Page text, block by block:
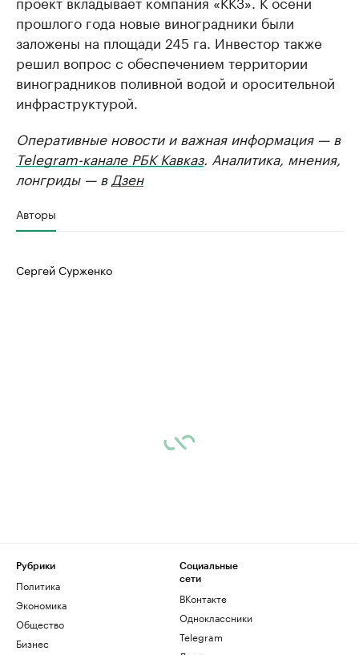
прошлого года новые виноградники были
заложены на площади 245 га. Инвестор также
решил вопрос с обеспечением территории
виноградников поливной водой и оросительной
инфраструктурой.
Оперативные новости и важная информация — в
Telegram-канале РБК Кавказ. Аналитика, мнения,
лонгриды — в Дзен
Авторы
Сергей Сурженко
Рубрики
Политика
Экономика
Общество
Бизнес
Социальные
сети
ВКонтакте
Одноклассники
Telegram